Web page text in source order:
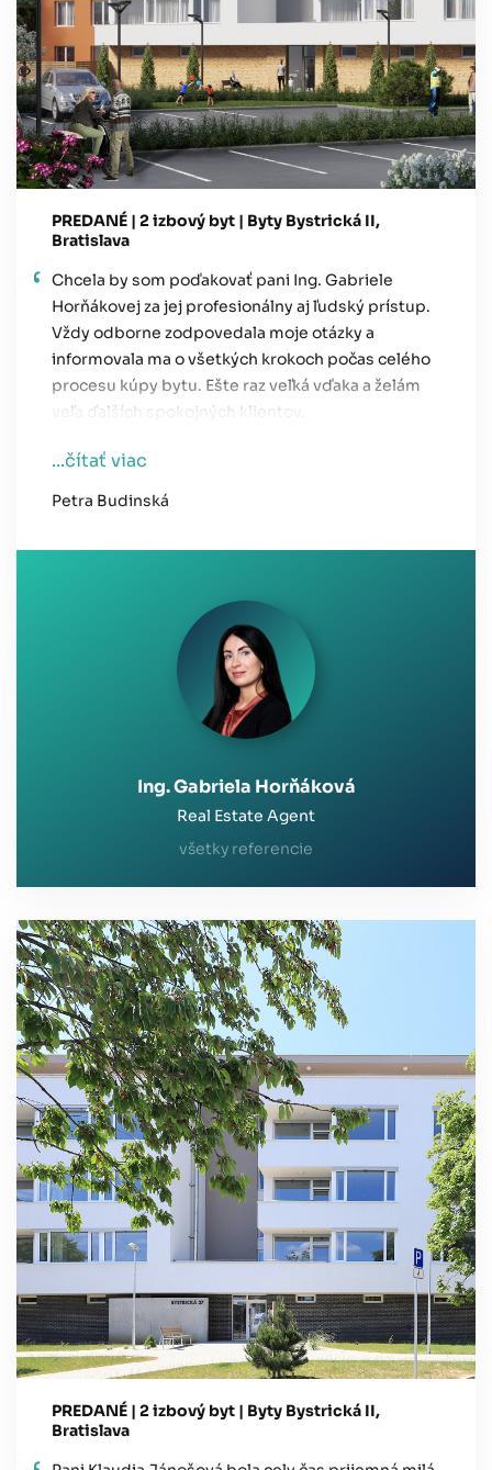
PREDANÉ | 2 izbový byt | Byty Bystrická II,
Bratislava
Chcela by som poďakovať pani Ing. Gabriele
Horňákovej za jej profesionálny aj ľudský prístup.
Vždy odborne zodpovedala moje otázky a
informovala ma o všetkých krokoch počas celého
procesu kúpy bytu. Ešte raz veľká vďaka a želám
veľa ďalších spokojných klientov.
...čítať viac
Petra Budinská
Ing. Gabriela Horňáková
Real Estate Agent
všetky referencie
PREDANÉ | 2 izbový byt | Byty Bystrická II,
Bratislava